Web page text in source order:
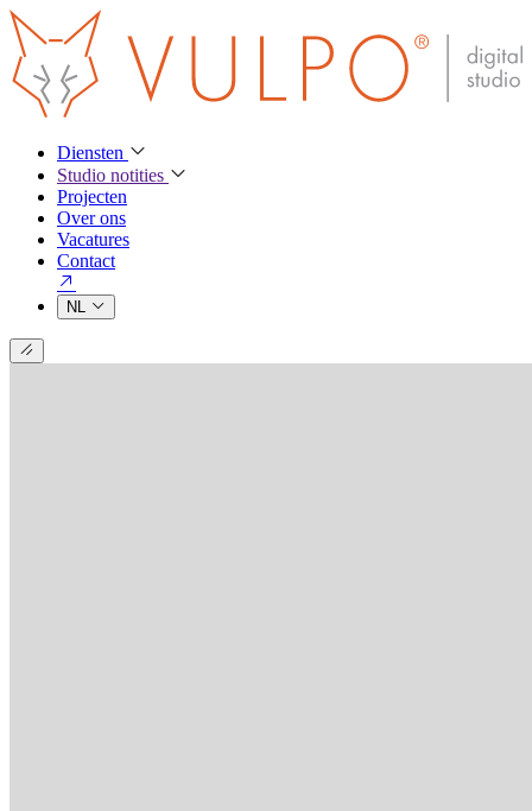
Diensten
Studio notities
Projecten
Over ons
Vacatures
Contact
NL